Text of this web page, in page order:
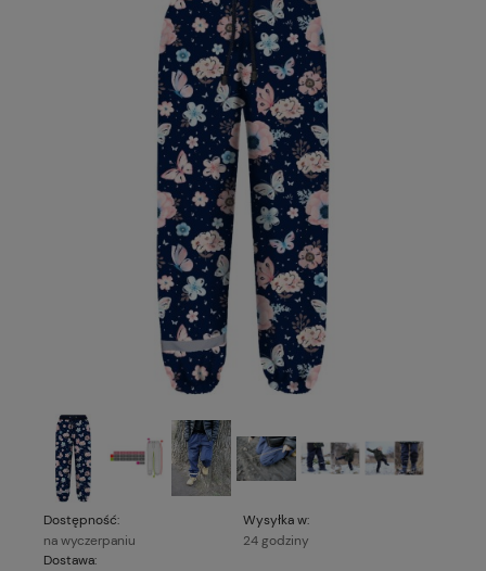
Dostępność:
na wyczerpaniu
Wysyłka w:
24 godziny
Dostawa: